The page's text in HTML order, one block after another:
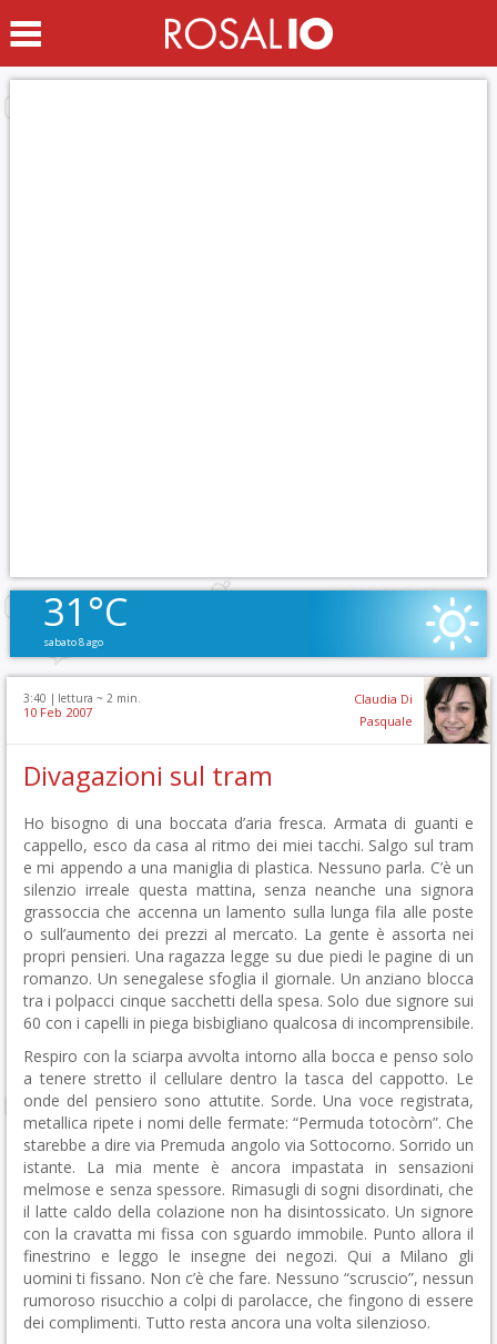
31°C
sabato 8 ago
3:40 | lettura ~ 2 min.
10 Feb 2007
Claudia Di
Pasquale
Divagazioni sul tram
Ho bisogno di una boccata d’aria fresca. Armata di guanti e
cappello, esco da casa al ritmo dei miei tacchi. Salgo sul tram
e mi appendo a una maniglia di plastica. Nessuno parla. C’è un
silenzio irreale questa mattina, senza neanche una signora
grassoccia che accenna un lamento sulla lunga fila alle poste
o sull’aumento dei prezzi al mercato. La gente è assorta nei
propri pensieri. Una ragazza legge su due piedi le pagine di un
romanzo. Un senegalese sfoglia il giornale. Un anziano blocca
tra i polpacci cinque sacchetti della spesa. Solo due signore sui
60 con i capelli in piega bisbigliano qualcosa di incomprensibile.
Respiro con la sciarpa avvolta intorno alla bocca e penso solo
a tenere stretto il cellulare dentro la tasca del cappotto. Le
onde del pensiero sono attutite. Sorde. Una voce registrata,
metallica ripete i nomi delle fermate: “Permuda totocòrn”. Che
starebbe a dire via Premuda angolo via Sottocorno. Sorrido un
istante. La mia mente è ancora impastata in sensazioni
melmose e senza spessore. Rimasugli di sogni disordinati, che
il latte caldo della colazione non ha disintossicato. Un signore
con la cravatta mi fissa con sguardo immobile. Punto allora il
finestrino e leggo le insegne dei negozi. Qui a Milano gli
uomini ti fissano. Non c’è che fare. Nessuno “scruscio”, nessun
rumoroso risucchio a colpi di parolacce, che fingono di essere
dei complimenti. Tutto resta ancora una volta silenzioso.